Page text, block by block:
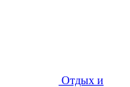
Отдых и